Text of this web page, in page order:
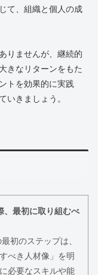
て、組織と個人の成
りませんが、継続的
きなリターンをもた
トを効果的に実践
いきましょう。
、最初に取り組むべ
初のステップは、
べき人材像」を明
必要なスキルや能